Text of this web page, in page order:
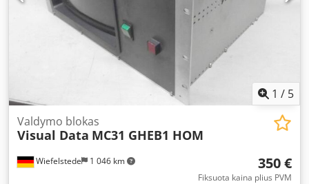
1 / 5
Wiefelstede 1 046 km
Valdymo blokas
Visual Data MC31 GHEB1 HOM
350 €
Fiksuota kaina plius PVM